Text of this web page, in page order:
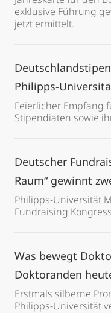
exklusive Führung
jetzt ermittelt.
Philipps-
Feierlicher Empfang
Stipendiaten sowie
Deutscher
Raum“ gewinnt
Philipps-Universität
Fundraising
Was bewegt
Doktoranden
Erstmals silberne
Philipps-Universität